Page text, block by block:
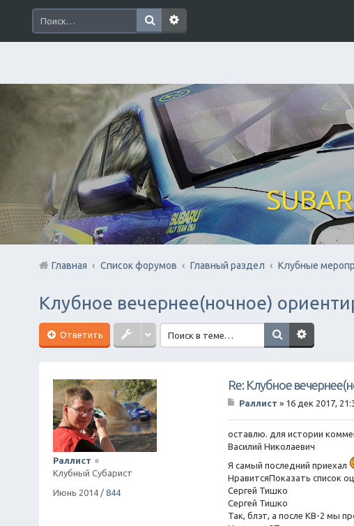
Главная Список форумов Главный раздел Клубные
Клубное вечернее(ночное)
Ответить
Раллист
Клубный Субарист
Июнь 2014 / 844
Re: Клубное
о
б
е
н
е
Раллист » 16 дек 2017,
оставлю. для истории
Василий Николаевич
Я самый последний приехал
НравитсяПоказать список
Сергей Тишко
Сергей Тишко
Так, блэт, а после КВ-2 мы